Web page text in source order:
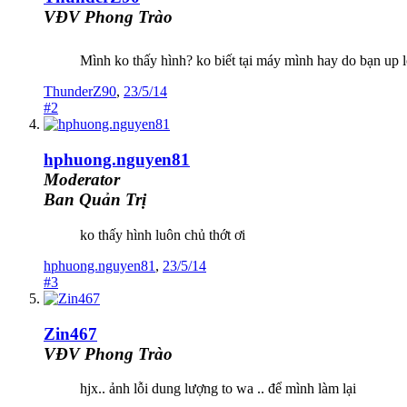
VĐV Phong Trào
Mình ko thấy hình? ko biết tại máy mình hay do bạn up
ThunderZ90, 23/5/14
#2
hphuong.nguyen81
Moderator
Ban Quản Trị
ko thấy hình luôn chủ thớt ơi
hphuong.nguyen81 , 23/5/14
#3
Zin467
VĐV Phong Trào
hjx.. ảnh lỗi dung lượng to wa .. để mình làm lại